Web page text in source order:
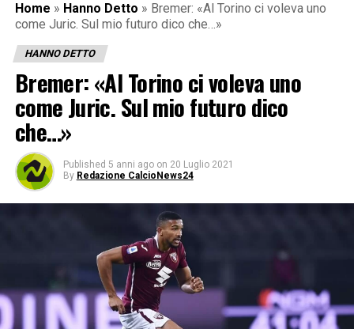
Home » Hanno Detto » Bremer: «Al Torino ci voleva uno
come Juric. Sul mio futuro dico che…»
HANNO DETTO
Bremer: «Al Torino ci voleva uno
come Juric. Sul mio futuro dico
che…»
Published 5 anni ago on 20 Luglio 2021
By Redazione CalcioNews24